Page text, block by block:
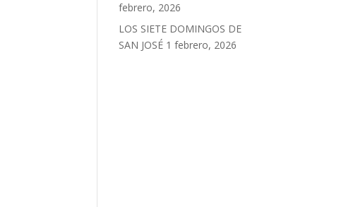
febrero, 2026
LOS SIETE DOMINGOS DE
SAN JOSÉ 1 febrero, 2026